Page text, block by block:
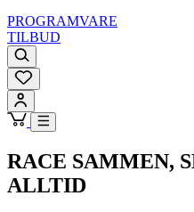
PROGRAMVARE
TILBUD
RACE SAMMEN,
ALLTID